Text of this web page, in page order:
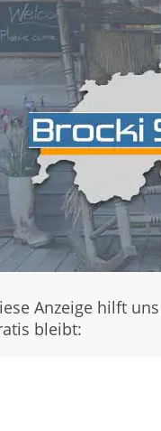
Anzeige hilft
bleibt: